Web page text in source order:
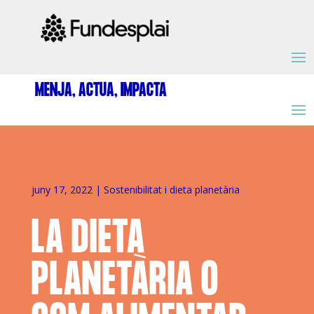
MENJA, ACTUA, IMPACTA
juny 17, 2022| Sostenibilitat i dieta planetària
LA DIETA
PLANETÀRIA O
ACTIVITATS D'ESTIU
MÓN ESCOLAR
ALBERG CENTRE ESPLAI
FORMACIÓ
CASES DE COLÒNIES